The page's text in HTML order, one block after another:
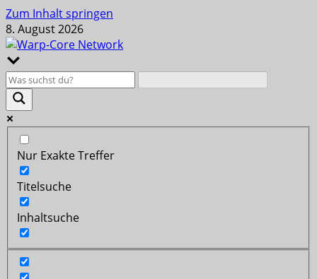
Zum Inhalt springen
8. August 2026
Nur Exakte Treffer
Titelsuche
Inhaltsuche